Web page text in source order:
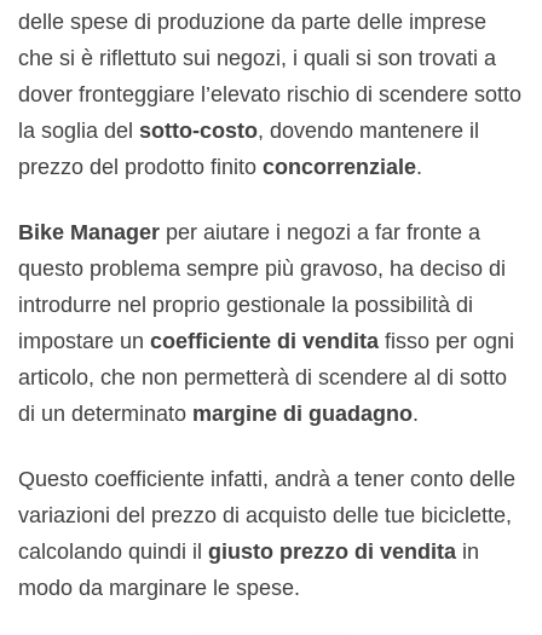
delle spese di produzione da parte delle imprese
che si è riflettuto sui negozi, i quali si son trovati a
dover fronteggiare l’elevato rischio di scendere sotto
la soglia del sotto-costo, dovendo mantenere il
prezzo del prodotto finito concorrenziale.
Bike Manager per aiutare i negozi a far fronte a
questo problema sempre più gravoso, ha deciso di
introdurre nel proprio gestionale la possibilità di
impostare un coefficiente di vendita fisso per ogni
articolo, che non permetterà di scendere al di sotto
di un determinato margine di guadagno.
Questo coefficiente infatti, andrà a tener conto delle
variazioni del prezzo di acquisto delle tue biciclette,
calcolando quindi il giusto prezzo di vendita in
modo da marginare le spese.